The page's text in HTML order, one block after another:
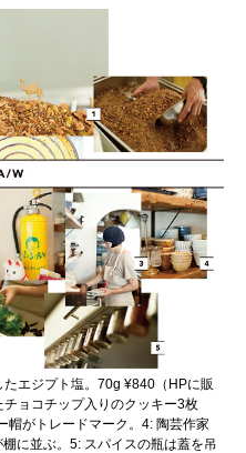
エジプト塩。70g ¥840（HPに販
ョコチップ入りのクッキー3枚
帽がトレードマーク。4: 陶芸作家
に並ぶ。5: スパイスの瓶は蓋を吊